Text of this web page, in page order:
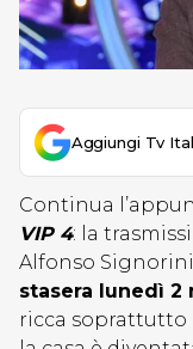
Aggiungi Tv
Continua
VIP 4: la
Alfonso
stasera lunedì 2
ricca soprattutto